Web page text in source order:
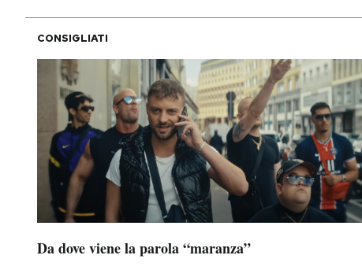
CONSIGLIATI
Da dove viene la parola “maranza”